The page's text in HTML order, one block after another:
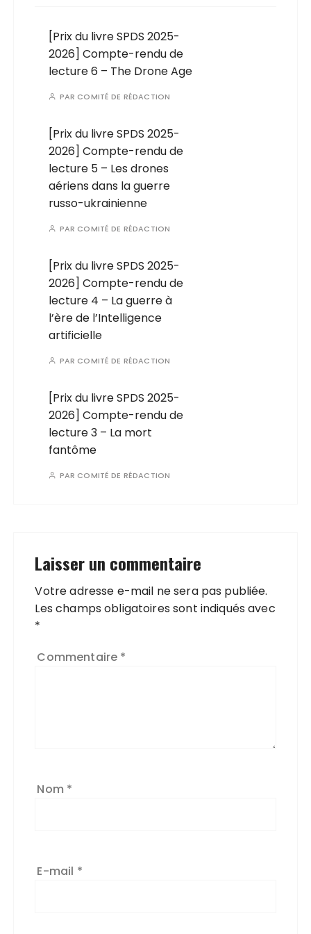
[Prix du livre SPDS 2025-
2026] Compte-rendu de
lecture 6 – The Drone Age
PAR COMITÉ DE RÉDACTION
[Prix du livre SPDS 2025-
2026] Compte-rendu de
lecture 5 – Les drones
aériens dans la guerre
russo-ukrainienne
PAR COMITÉ DE RÉDACTION
[Prix du livre SPDS 2025-
2026] Compte-rendu de
lecture 4 – La guerre à
l’ère de l’Intelligence
artificielle
PAR COMITÉ DE RÉDACTION
[Prix du livre SPDS 2025-
2026] Compte-rendu de
lecture 3 – La mort
fantôme
PAR COMITÉ DE RÉDACTION
Laisser un commentaire
Votre adresse e-mail ne sera pas publiée.
Les champs obligatoires sont indiqués avec
*
Commentaire *
Nom *
E-mail *